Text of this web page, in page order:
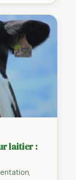
laitier :